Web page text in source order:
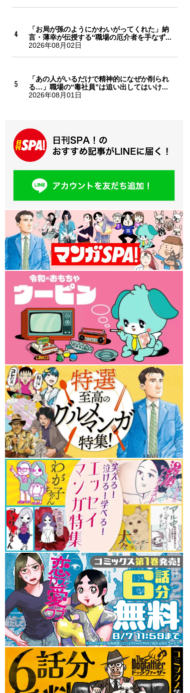
「お局が孫のようにかわいがってくれた」納
言・薄幸が伝授する“職場の厄介者を手なず...
2026年08月02日
「あの人がいるだけで精神的になぜか削られ
る…」職場の“毒社員”は追い出してはいけ...
2026年08月01日